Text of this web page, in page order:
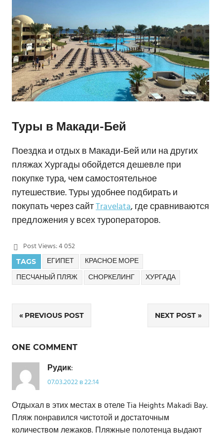
Туры в Макади-Бей
Поездка и отдых в Макади-Бей или на других
пляжах Хургады обойдется дешевле при
покупке тура, чем самостоятельное
путешествие. Туры удобнее подбирать и
покупать через сайтTravelata, где сравниваются
предложения у всех туроператоров.
Post Views:4 052
TAGS ЕГИПЕТ
КРАСНОЕ МОРЕ
ПЕСЧАНЫЙ ПЛЯЖ
СНОРКЕЛИНГ ХУРГАДА
Навигация
по
записям
PREVIOUS POST NEXT POST
ONE COMMENT
Рудик:
07.03.2022 в 22:14
Отдыхал в этих местах в отеле Tia Heights Makadi Bay.
Пляж понравился чистотой и достаточным
количеством лежаков. Пляжные полотенца выдают